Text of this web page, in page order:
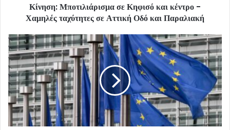
Κίνηση: Μποτιλιάρισμα σε Κηφισό και κέντρο -
Χαμηλές ταχύτητες σε Αττική Οδό και Παραλιακή